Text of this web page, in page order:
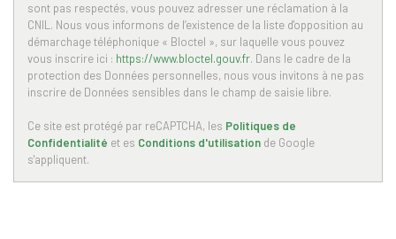
Habitants de plus de 55 ans
26,15 %
Nombre d'enfants par famille
Familles sans enfant
49,47 %
Familles avec 1 ou 2 enfants
Maisons
Appartements
Familles avec 3 enfants
7,20 %
sont pas respectés, vous pouvez adresser une réclamation à la
CNIL. Nous vous informons de l’existence de la liste d'opposition au
démarchage téléphonique « Bloctel », sur laquelle vous pouvez
vous inscrire ici : https://www.bloctel.gouv.fr. Dans le cadre de la
protection des Données personnelles, nous vous invitons à ne pas
inscrire de Données sensibles dans le champ de saisie libre.
Ce site est protégé par reCAPTCHA, les Politiques de
Confidentialité et es Conditions d'utilisation de Google
s'appliquent.